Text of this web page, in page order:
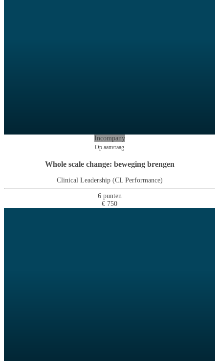
Incompany
Op aanvraag
Whole scale change: beweging brengen
Clinical Leadership (CL Performance)
6 punten
€ 750